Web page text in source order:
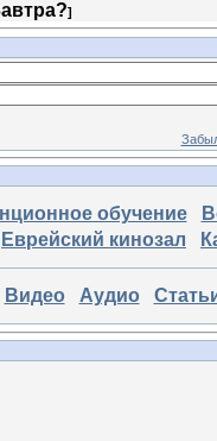
]
обучение
Еврейский кинозал
Видео Аудио